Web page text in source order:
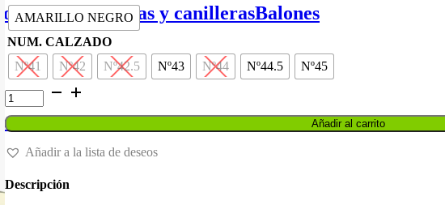
Espinilleras y canillerasBalones
era:
60,00 €.
es:
AMARILLO NEGRO
NUM. CALZADO
Nº41
Nº42 Nº42.5 Nº43 Nº44 Nº44.5
Nº45
ZAPATILLAS
NIKE
VAPOR
15
CLUB
cantidad
Añadir al carrito
Añadir a la lista de deseos
Descripción